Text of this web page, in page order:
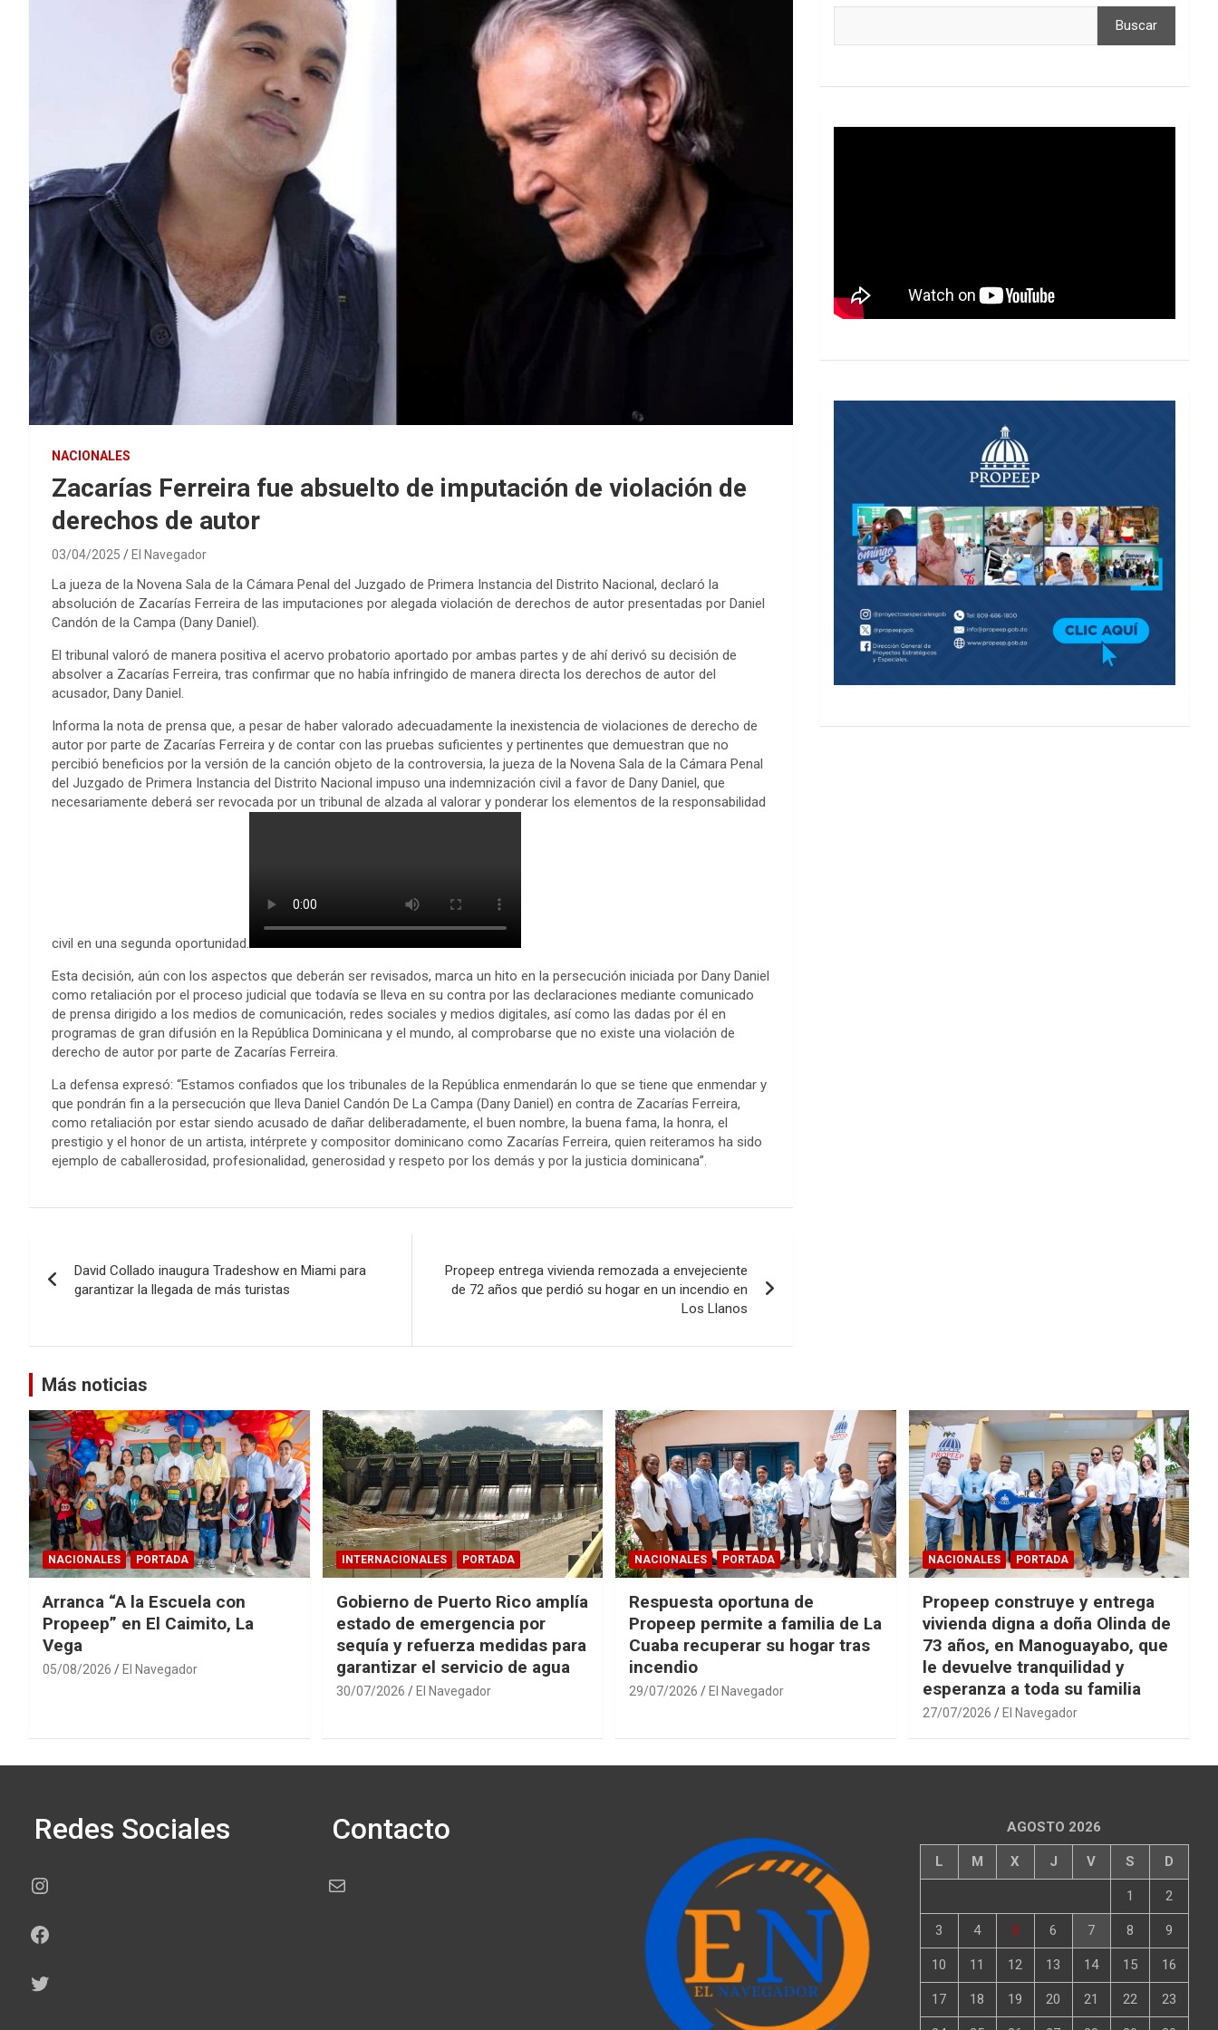
NACIONALES
Zacarías Ferreira fue absuelto de imputación de violación de
derechos de autor
03/04/2025 El Navegador
La jueza de la Novena Sala de la Cámara Penal del Juzgado de Primera Instancia del Distrito Nacional, declaró la
absolución de Zacarías Ferreira de las imputaciones por alegada violación de derechos de autor presentadas por Daniel
Candón de la Campa (Dany Daniel).
El tribunal valoró de manera positiva el acervo probatorio aportado por ambas partes y de ahí derivó su decisión de
absolver a Zacarías Ferreira, tras confirmar que no había infringido de manera directa los derechos de autor del
acusador, Dany Daniel.
Informa la nota de prensa que, a pesar de haber valorado adecuadamente la inexistencia de violaciones de derecho de
autor por parte de Zacarías Ferreira y de contar con las pruebas suficientes y pertinentes que demuestran que no
percibió beneficios por la versión de la canción objeto de la controversia, la jueza de la Novena Sala de la Cámara Penal
del Juzgado de Primera Instancia del Distrito Nacional impuso una indemnización civil a favor de Dany Daniel, que
necesariamente deberá ser revocada por un tribunal de alzada al valorar y ponderar los elementos de la responsabilidad
civil en una segunda oportunidad.
Esta decisión, aún con los aspectos que deberán ser revisados, marca un hito en la persecución iniciada por Dany Daniel
como retaliación por el proceso judicial que todavía se lleva en su contra por las declaraciones mediante comunicado
de prensa dirigido a los medios de comunicación, redes sociales y medios digitales, así como las dadas por él en
programas de gran difusión en la República Dominicana y el mundo, al comprobarse que no existe una violación de
derecho de autor por parte de Zacarías Ferreira.
La defensa expresó: “Estamos confiados que los tribunales de la República enmendarán lo que se tiene que enmendar y
que pondrán fin a la persecución que lleva Daniel Candón De La Campa (Dany Daniel) en contra de Zacarías Ferreira,
como retaliación por estar siendo acusado de dañar deliberadamente, el buen nombre, la buena fama, la honra, el
prestigio y el honor de un artista, intérprete y compositor dominicano como Zacarías Ferreira, quien reiteramos ha sido
ejemplo de caballerosidad, profesionalidad, generosidad y respeto por los demás y por la justicia dominicana”.
de
David Collado inaugura Tradeshow en Miami para
garantizar la llegada de más turistas
Propeep entrega vivienda remozada a envejeciente
de 72 años que perdió su hogar en un incendio en
Los Llanos
Buscar
Más noticias
NACIONALES PORTADA
Arranca “A la Escuela con
Propeep” en El Caimito, La
Vega
05/08/2026 El Navegador
INTERNACIONALES PORTADA
Gobierno de Puerto Rico amplía
estado de emergencia por
sequía y refuerza medidas para
garantizar el servicio de agua
30/07/2026 El Navegador
NACIONALES PORTADA
Respuesta oportuna de
Propeep permite a familia de La
Cuaba recuperar su hogar tras
incendio
29/07/2026 El Navegador
NACIONALES PORTADA
Propeep construye y entrega
vivienda digna a doña Olinda de
73 años, en Manoguayabo, que
le devuelve tranquilidad y
esperanza a toda su familia
27/07/2026 El Navegador
Redes Sociales
Instagram
Facebook
Twitter
Contacto
Correo electrónico
AGOSTO 2026
L M X J V S D
1 2
3 4 5 6 7 8 9
10 11 12 13 14 15 16
17 18 19 20 21 22 23